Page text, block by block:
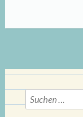
Suchen
nach: